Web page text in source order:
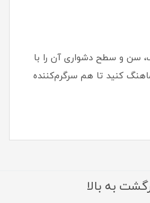
سن و سطح دشواری آن را با
کنید تا هم سرگرم‌کننده
به بالا